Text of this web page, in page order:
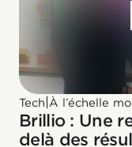
Tech À l’échelle
Brillio : Une
delà des